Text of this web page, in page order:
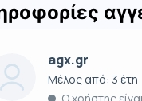
agx.gr
Μέλος από: 3 έτη